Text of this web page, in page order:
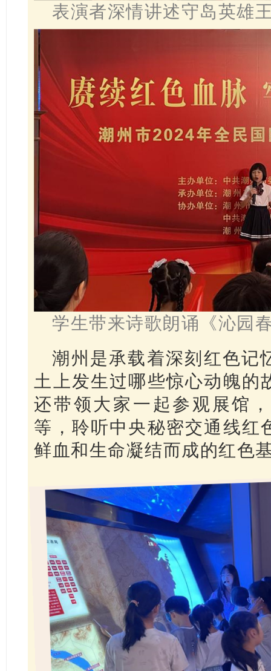
表演者深情讲述守岛英雄
学生带来诗歌朗诵《沁园
潮州是承载着深刻红色记
土上发生过哪些惊心动魄的
还带领大家一起参观展馆
等，聆听中央秘密交通线红
鲜血和生命凝结而成的红色